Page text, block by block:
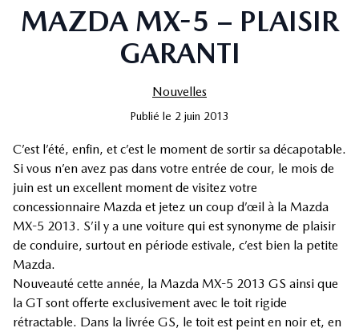
MAZDA MX-5 – PLAISIR
GARANTI
Nouvelles
Publié le 2 juin 2013
C’est l’été, enfin, et c’est le moment de sortir sa décapotable.
Si vous n’en avez pas dans votre entrée de cour, le mois de
juin est un excellent moment de visitez votre
concessionnaire Mazda et jetez un coup d’œil à la Mazda
MX-5 2013. S’il y a une voiture qui est synonyme de plaisir
de conduire, surtout en période estivale, c’est bien la petite
Mazda.
Nouveauté cette année, la Mazda MX-5 2013 GS ainsi que
la GT sont offerte exclusivement avec le toit rigide
rétractable. Dans la livrée GS, le toit est peint en noir et, en